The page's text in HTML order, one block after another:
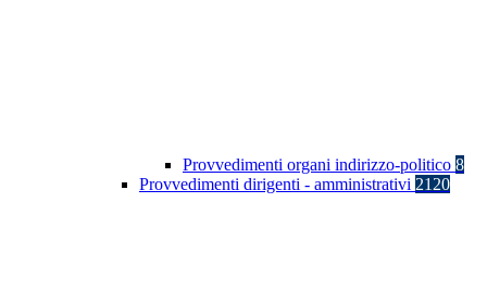
Provvedimenti organi indirizzo-politico 8
Provvedimenti dirigenti - amministrativi 2120